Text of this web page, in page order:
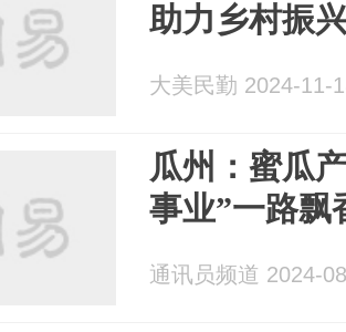
助力乡村振
大美民勤 2024-11-
瓜州：蜜瓜
事业”一路飘
通讯员频道 2024-